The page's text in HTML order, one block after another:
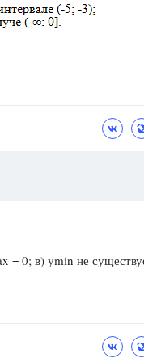
Л. А.
= 0; в) ymin не